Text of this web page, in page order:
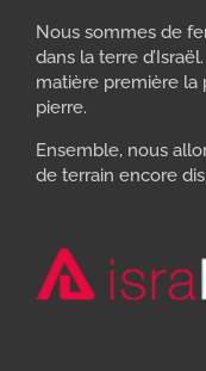
Nous sommes de
dans la terre
matière première la
pierre.
Ensemble, nous
de terrain encore